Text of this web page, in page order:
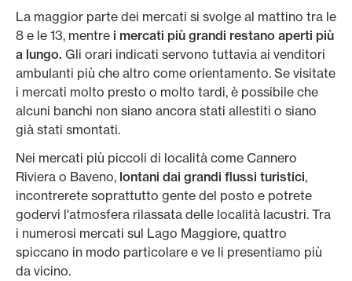
La maggior parte dei mercati si svolge al mattino tra le
8 e le 13, mentre i mercati più grandi restano aperti più
a lungo. Gli orari indicati servono tuttavia ai venditori
ambulanti più che altro come orientamento. Se visitate
i mercati molto presto o molto tardi, è possibile che
alcuni banchi non siano ancora stati allestiti o siano
già stati smontati.
Nei mercati più piccoli di località come Cannero
Riviera o Baveno, lontani dai grandi flussi turistici,
incontrerete soprattutto gente del posto e potrete
godervi l'atmosfera rilassata delle località lacustri. Tra
i numerosi mercati sul Lago Maggiore, quattro
spiccano in modo particolare e ve li presentiamo più
da vicino.